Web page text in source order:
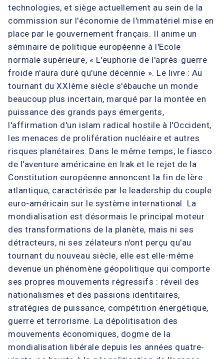
technologies, et siège actuellement au sein de la
commission sur l'économie de l'immatériel mise en
place par le gouvernement français. Il anime un
séminaire de politique européenne à l'Ecole
normale supérieure, « L'euphorie de l'après-guerre
froide n'aura duré qu'une décennie ». Le livre : Au
tournant du XXIème siècle s'ébauche un monde
beaucoup plus incertain, marqué par la montée en
puissance des grands pays émergents,
l'affirmation d'un islam radical hostile à l'Occident,
les menaces de prolifération nucléaire et autres
risques planétaires. Dans le même temps, le fiasco
de l'aventure américaine en Irak et le rejet de la
Constitution européenne annoncent la fin de lère
atlantique, caractérisée par le leadership du couple
euro-américain sur le système international. La
mondialisation est désormais le principal moteur
des transformations de la planète, mais ni ses
détracteurs, ni ses zélateurs n'ont perçu qu'au
tournant du nouveau siècle, elle est elle-même
devenue un phénomène géopolitique qui comporte
ses propres mouvements régressifs : réveil des
nationalismes et des passions identitaires,
stratégies de puissance, compétition énergétique,
guerre et terrorisme. La dépolitisation des
mouvements économiques, dogme de la
mondialisation libérale depuis les années quatre-